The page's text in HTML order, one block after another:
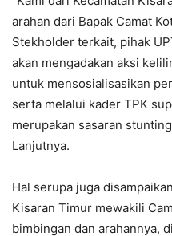
arahan dari Bapak Camat
Stekholder terkait, pihak
akan mengadakan aksi
untuk mensosialisasikan
serta melalui kader TPK
merupakan sasaran
Lanjutnya.
Hal serupa juga
Kisaran Timur mewakili
bimbingan dan arahannya,